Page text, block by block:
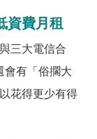
資費月租
三大電信合
有「俗擱大
花得更少有得